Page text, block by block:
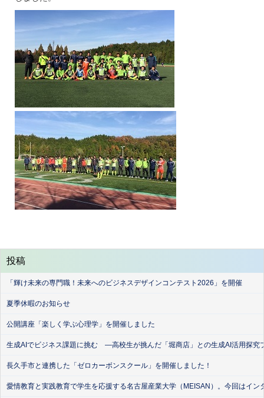
投稿
「輝け未来の専門職！未来へのビジネスデザインコンテスト2026」を開催
夏季休暇のお知らせ
公開講座「楽しく学ぶ心理学」を開催しました
生成AIでビジネス課題に挑む ―高校生が挑んだ「堀商店」との生成AI活用探究
長久手市と連携した「ゼロカーボンスクール」を開催しました！
愛情教育と実践教育で学生を応援する名古屋産業大学（MEISAN）。今回はイ